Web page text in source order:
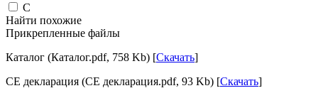
C
Найти похожие
Прикрепленные файлы
Каталог (Каталог.pdf, 758 Kb) [Скачать]
CE декларация (CE декларация.pdf, 93 Kb) [Скачать]